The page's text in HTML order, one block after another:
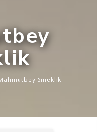
Sineklik